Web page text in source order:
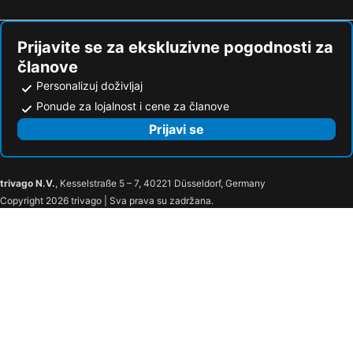
Prijavite se za ekskluzivne pogodnosti za
članove
Personalizuj doživljaj
Ponude za lojalnost i cene za članove
Prijavi se
trivago N.V., Kesselstraße 5 – 7, 40221 Düsseldorf, Germany
Copyright 2026 trivago | Sva prava su zadržana.